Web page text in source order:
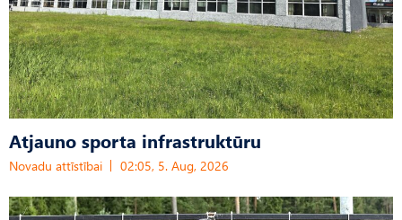
Atjauno sporta infrastruktūru
Novadu attīstībai 02:05, 5. Aug, 2026